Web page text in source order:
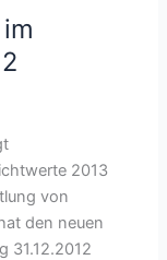
2013
von
den neuen
31.12.2012